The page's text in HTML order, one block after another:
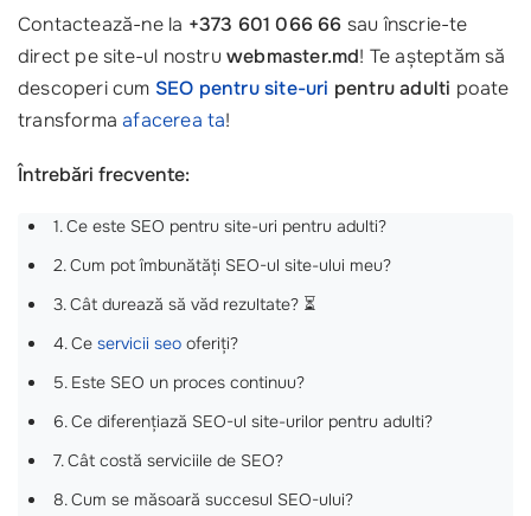
Contactează-ne la +373 601 066 66 sau înscrie-te
direct pe site-ul nostruwebmaster.md! Te așteptăm să
descoperi cum SEO pentru site-uri pentru adulti poate
transformaafacerea ta!
Întrebări frecvente:
1. Ce este SEO pentru site-uri pentru adulti?
2. Cum pot îmbunătăți SEO-ul site-ului meu?
3. Cât durează să văd rezultate? ⏳
4. Ce servicii seo oferiți?
5. Este SEO un proces continuu?
6. Ce diferențiază SEO-ul site-urilor pentru adulti?
7. Cât costă serviciile de SEO?
8. Cum se măsoară succesul SEO-ului?